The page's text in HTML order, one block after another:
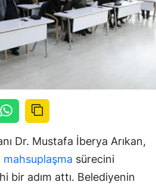
Dr. Mustafa İberya Arıkan,
mahsuplaşma sürecini
bir adım attı. Belediyenin